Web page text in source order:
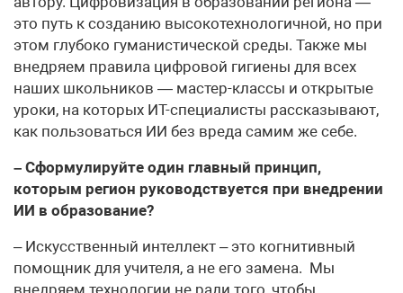
это путь к созданию высокотехнологичной, но при
этом глубоко гуманистической среды. Также мы
внедряем правила цифровой гигиены для всех
наших школьников — мастер-классы и открытые
уроки, на которых ИТ-специалисты рассказывают,
как пользоваться ИИ без вреда самим же себе.
– Сформулируйте один главный принцип,
которым регион руководствуется при внедрении
ИИ в образование?
– Искусственный интеллект – это когнитивный
помощник для учителя, а не его замена. Мы
внедряем технологии не ради того, чтобы